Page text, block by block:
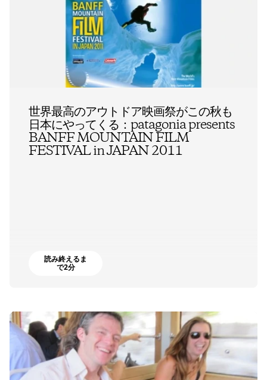
世界最高のアウトドア映画祭がこの秋も
日本にやってくる：patagonia presents
BANFF MOUNTAIN FILM
FESTIVAL in JAPAN 2011
読み終えるま
で2分